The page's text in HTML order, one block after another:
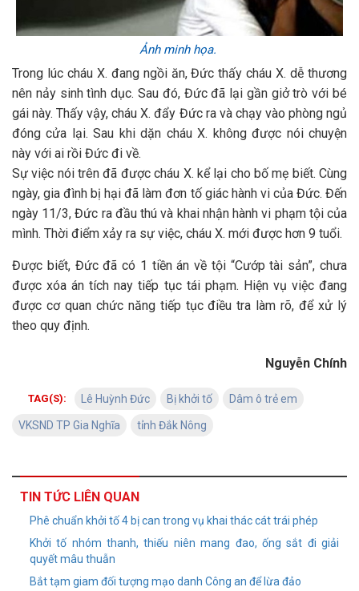
Ảnh minh họa.
Trong lúc cháu X. đang ngồi ăn, Đức thấy cháu X. dễ thương
nên nảy sinh tình dục. Sau đó, Đức đã lại gần giở trò với bé
gái này. Thấy vậy, cháu X. đẩy Đức ra và chạy vào phòng ngủ
đóng cửa lại. Sau khi dặn cháu X. không được nói chuyện
này với ai rồi Đức đi về.
Sự việc nói trên đã được cháu X. kể lại cho bố mẹ biết. Cùng
ngày, gia đình bị hại đã làm đơn tố giác hành vi của Đức. Đến
ngày 11/3, Đức ra đầu thú và khai nhận hành vi phạm tội của
mình. Thời điểm xảy ra sự việc, cháu X. mới được hơn 9 tuổi.
Được biết, Đức đã có 1 tiền án về tội “Cướp tài sản”, chưa
được xóa án tích nay tiếp tục tái phạm. Hiện vụ việc đang
được cơ quan chức năng tiếp tục điều tra làm rõ, để xử lý
theo quy định.
Nguyễn Chính
TAG(S): Lê Huỳnh Đức Bị khởi tố Dâm ô trẻ em
VKSND TP Gia Nghĩa tỉnh Đắk Nông
TIN TỨC LIÊN QUAN
Phê chuẩn khởi tố 4 bị can trong vụ khai thác cát trái phép
Khởi tố nhóm thanh, thiếu niên mang đao, ống sắt đi giải
quyết mâu thuẫn
Bắt tạm giam đối tượng mạo danh Công an để lừa đảo